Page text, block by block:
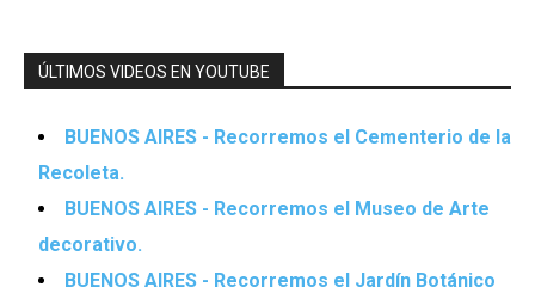
ÚLTIMOS VIDEOS EN YOUTUBE
BUENOS AIRES - Recorremos el Cementerio de la
Recoleta.
BUENOS AIRES - Recorremos el Museo de Arte
decorativo.
BUENOS AIRES - Recorremos el Jardín Botánico